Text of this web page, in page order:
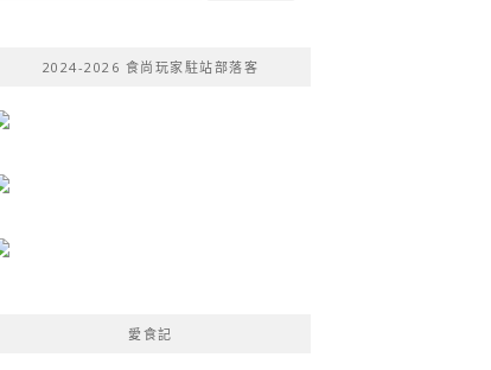
2024-2026 食尚玩家駐站部落客
愛食記